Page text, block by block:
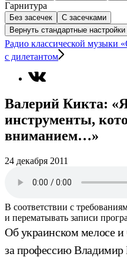
Гарнитура
Без засечек
С засечками
Вернуть стандартные настройки
Радио классической музыки
с дилетантом
Валерий Кикта:
инструменты,
вниманием…»
24 декабря 2011
В соответствии с
и перематывать записи
Об украинском мелосе и
за профессию Владимир